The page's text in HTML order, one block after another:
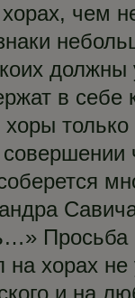
чем
в
на хорах не
и на